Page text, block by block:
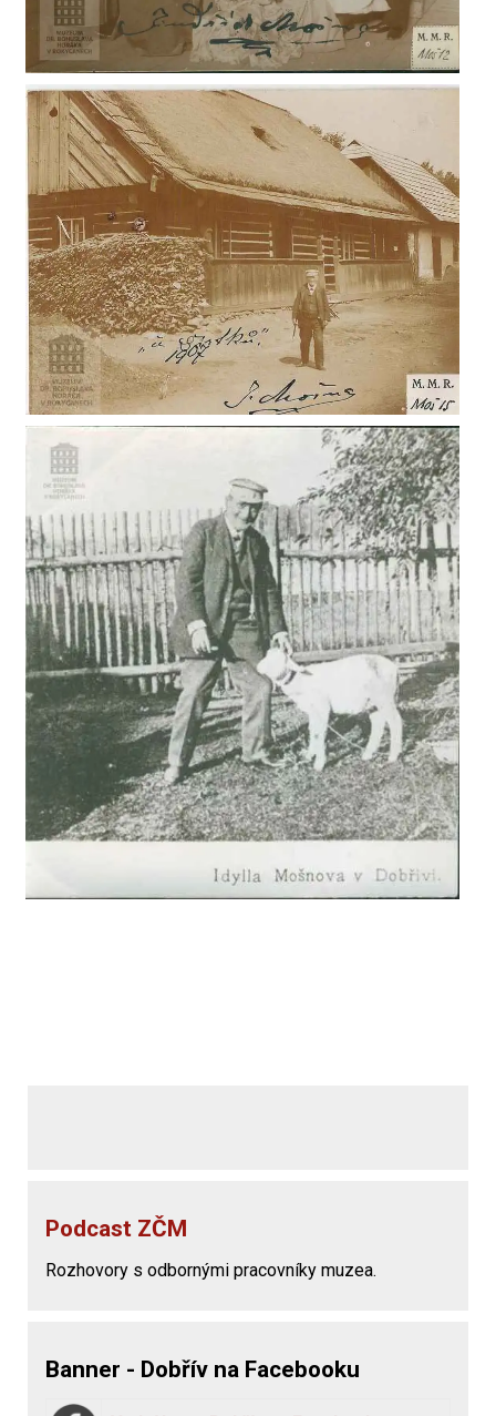
Podcast ZČM
Rozhovory s odbornými pracovníky muzea.
Banner - Dobřív na Facebooku